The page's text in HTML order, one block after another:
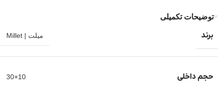
توضیحات تکمیلی
برند میلت | Millet
حجم داخلی 30+10